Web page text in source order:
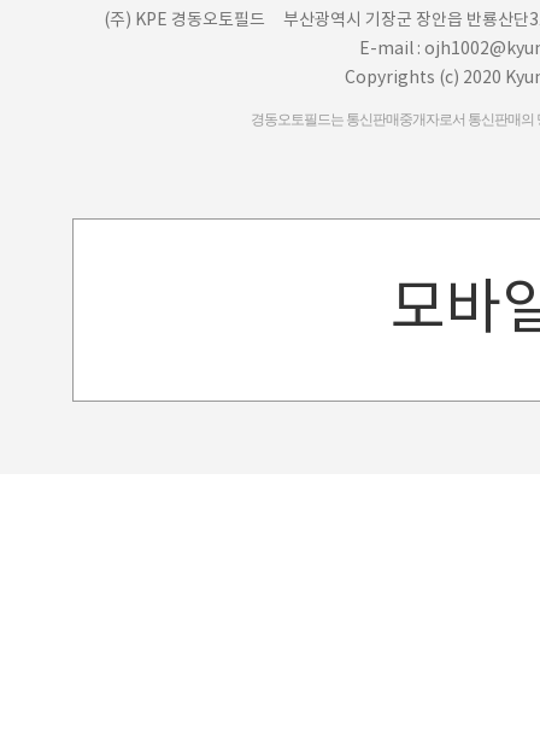
(주) KPE 경동오토필드
부산광역시 기장군 장안읍 반룡산단
E-mail :
Copyrights (c) 2020
경동오토필드는 통신판매중개자로서 통신판매의
모바